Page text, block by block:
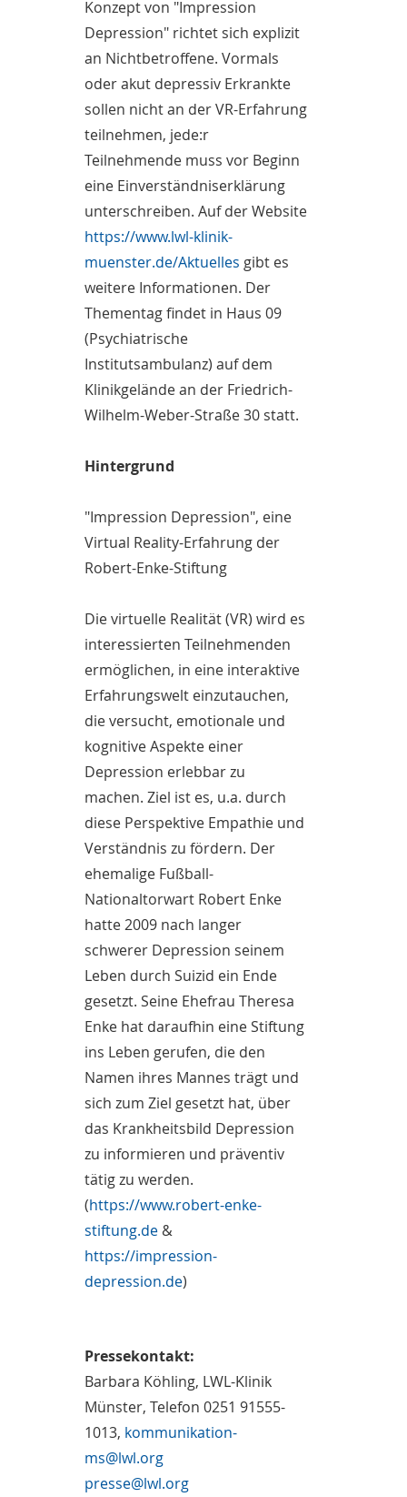
Konzept von "Impression
Depression" richtet sich explizit
an Nichtbetroffene. Vormals
oder akut depressiv Erkrankte
sollen nicht an der VR-Erfahrung
teilnehmen, jede:r
Teilnehmende muss vor Beginn
eine Einverständniserklärung
unterschreiben. Auf der Website
https://www.lwl-klinik-
muenster.de/Aktuelles gibt es
weitere Informationen. Der
Thementag findet in Haus 09
(Psychiatrische
Institutsambulanz) auf dem
Klinikgelände an der Friedrich-
Wilhelm-Weber-Straße 30 statt.
Hintergrund
"Impression Depression", eine
Virtual Reality-Erfahrung der
Robert-Enke-Stiftung
Die virtuelle Realität (VR) wird es
interessierten Teilnehmenden
ermöglichen, in eine interaktive
Erfahrungswelt einzutauchen,
die versucht, emotionale und
kognitive Aspekte einer
Depression erlebbar zu
machen. Ziel ist es, u.a. durch
diese Perspektive Empathie und
Verständnis zu fördern. Der
ehemalige Fußball-
Nationaltorwart Robert Enke
hatte 2009 nach langer
schwerer Depression seinem
Leben durch Suizid ein Ende
gesetzt. Seine Ehefrau Theresa
Enke hat daraufhin eine Stiftung
ins Leben gerufen, die den
Namen ihres Mannes trägt und
sich zum Ziel gesetzt hat, über
das Krankheitsbild Depression
zu informieren und präventiv
tätig zu werden.
(https://www.robert-enke-
stiftung.de&
https://impression-
depression.de)
Pressekontakt:
Barbara Köhling, LWL-Klinik
Münster, Telefon 0251 91555-
1013, kommunikation-
ms@lwl.org
presse@lwl.org